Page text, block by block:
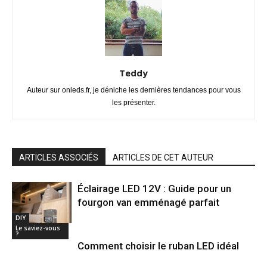
Teddy
Auteur sur onleds.fr, je déniche les dernières tendances pour vous
les présenter.
ARTICLES ASSOCIÉS ARTICLES DE CET AUTEUR
DIY
Éclairage LED 12V : Guide pour un
fourgon van emménagé parfait
Le saviez-vous
?
Comment choisir le ruban LED idéal